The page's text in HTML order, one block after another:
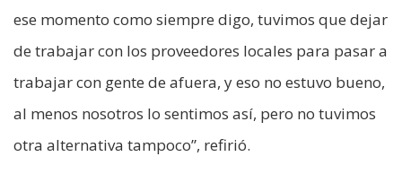
ese momento como siempre digo, tuvimos que dejar
de trabajar con los proveedores locales para pasar a
trabajar con gente de afuera, y eso no estuvo bueno,
al menos nosotros lo sentimos así, pero no tuvimos
otra alternativa tampoco”, refirió.